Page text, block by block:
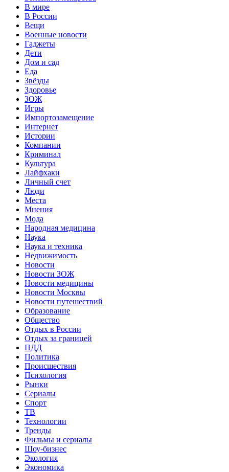
В мире
В России
Вещи
Военные новости
Гаджеты
Дети
Дом и сад
Еда
Звёзды
Здоровье
ЗОЖ
Игры
Импортозамещение
Интернет
Истории
Компании
Криминал
Культура
Лайфхаки
Личный счет
Люди
Места
Мнения
Мода
Народная медицина
Наука
Наука и техника
Недвижимость
Новости
Новости ЗОЖ
Новости медицины
Новости Москвы
Новости путешествий
Образование
Общество
Отдых в России
Отдых за границей
ПДД
Политика
Происшествия
Психология
Рынки
Сериалы
Спорт
ТВ
Технологии
Тренды
Фильмы и сериалы
Шоу-бизнес
Экология
Экономика